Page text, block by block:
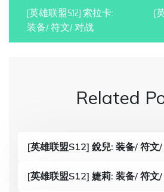
[英雄联盟S12] 索拉卡:
装备/ 符文/ 对战
[
Related
[英雄联盟S12] 銳兒: 装备/ 符文
[英雄联盟S12] 婕莉: 装备/ 符文